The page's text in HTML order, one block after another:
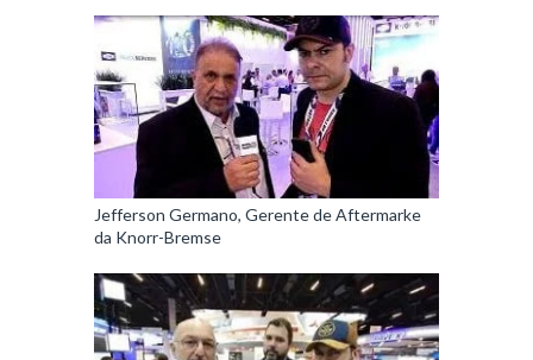
Jefferson Germano, Gerente de Aftermarke
da Knorr-Bremse